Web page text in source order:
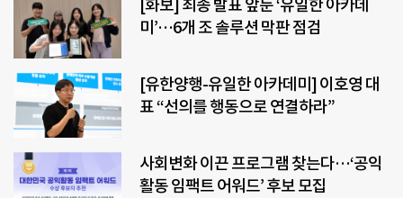
[화보] 최종 발표 앞둔 ‘유일한 아카데
미’…6개 조 솔루션 막판 점검
[유한양행-유일한 아카데미] 이호영 대
표 “선의를 행동으로 연결하라”
사회변화 이끈 프로그램 찾는다…‘공익
활동 임팩트 어워드’ 후보 모집